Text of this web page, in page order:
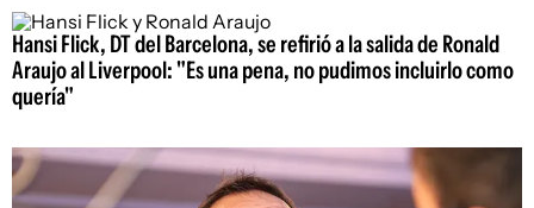
Hansi Flick, DT del Barcelona, se refirió a la salida de Ronald
Araujo al Liverpool: "Es una pena, no pudimos incluirlo como
quería"